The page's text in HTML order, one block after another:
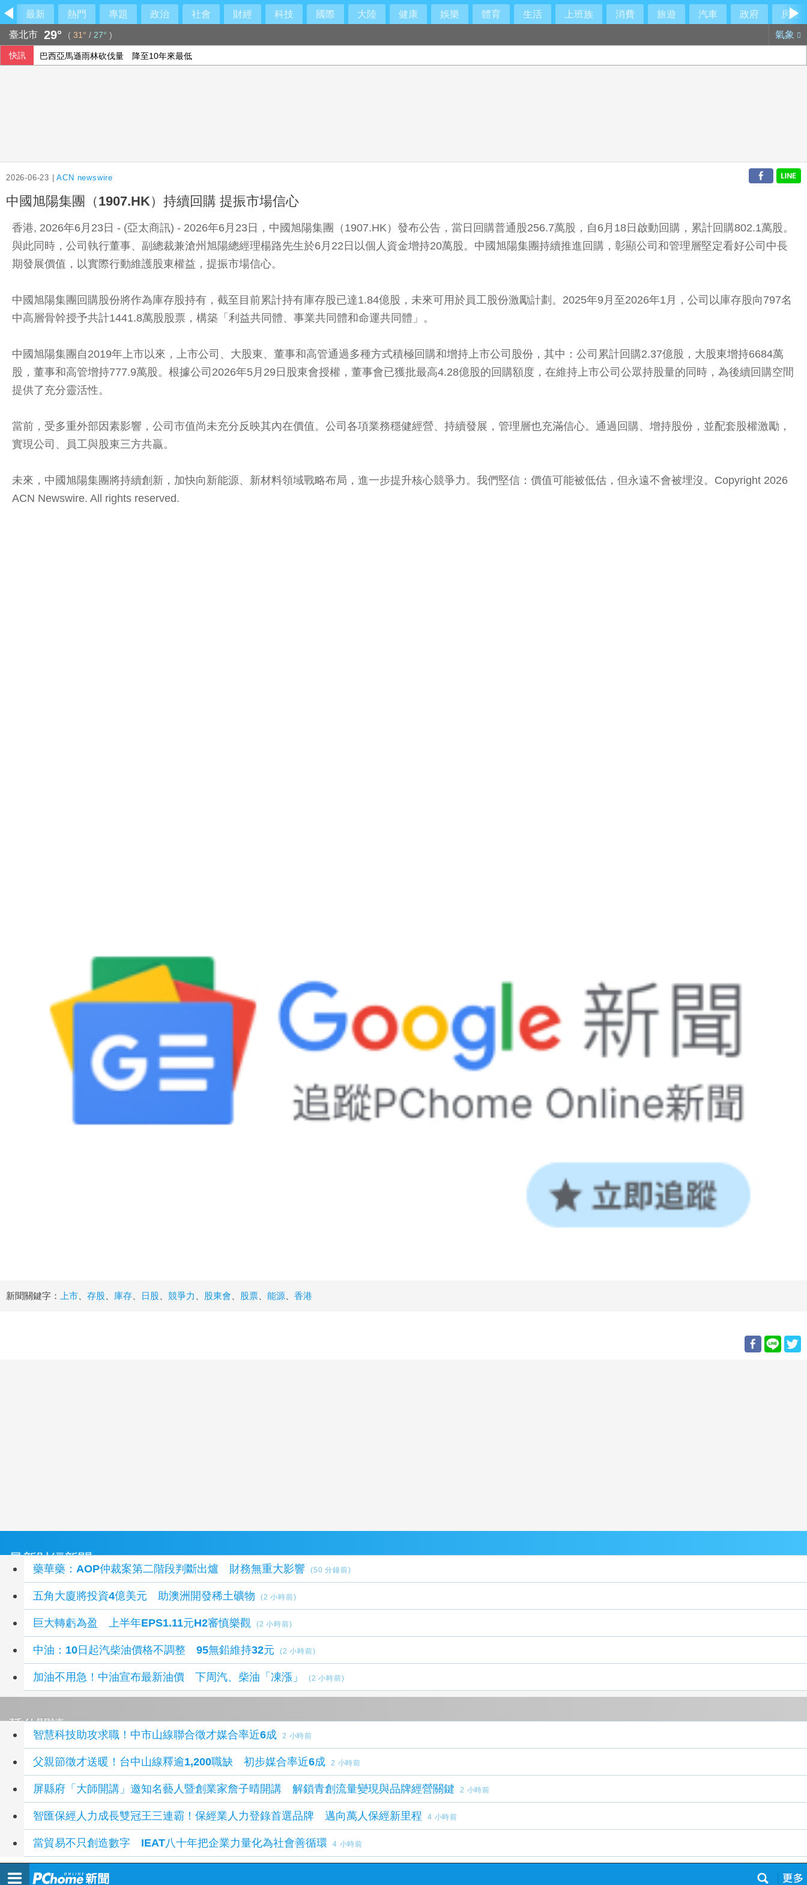
最新 熱門 專題 政治 社會 財經 科技 國際 大陸 健康 娛樂 體育 生活 上班族 消費 旅遊 汽車 政府
房產
臺北市 29° ( 31° / 27° ) 氣象
快訊 巴西亞馬遜雨林砍伐量 降至10年來最低
2026-06-23 |ACN newswire
中國旭陽集團（1907.HK）持續回購 提振市場信心
香港, 2026年6月23日 - (亞太商訊) - 2026年6月23日，中國旭陽集團（1907.HK）發布公告，當日回購普通股256.7萬股，自6月18日啟動回購，累計回購802.1萬股。
與此同時，公司執行董事、副總裁兼滄州旭陽總經理楊路先生於6月22日以個人資金增持20萬股。中國旭陽集團持續推進回購，彰顯公司和管理層堅定看好公司中長
期發展價值，以實際行動維護股東權益，提振市場信心。
中國旭陽集團回購股份將作為庫存股持有，截至目前累計持有庫存股已達1.84億股，未來可用於員工股份激勵計劃。2025年9月至2026年1月，公司以庫存股向797名
中高層骨幹授予共計1441.8萬股股票，構築「利益共同體、事業共同體和命運共同體」。
中國旭陽集團自2019年上市以來，上市公司、大股東、董事和高管通過多種方式積極回購和增持上市公司股份，其中：公司累計回購2.37億股，大股東增持6684萬
股，董事和高管增持777.9萬股。根據公司2026年5月29日股東會授權，董事會已獲批最高4.28億股的回購額度，在維持上市公司公眾持股量的同時，為後續回購空間
提供了充分靈活性。
當前，受多重外部因素影響，公司市值尚未充分反映其內在價值。公司各項業務穩健經營、持續發展，管理層也充滿信心。通過回購、增持股份，並配套股權激勵，
實現公司、員工與股東三方共贏。
未來，中國旭陽集團將持續創新，加快向新能源、新材料領域戰略布局，進一步提升核心競爭力。我們堅信：價值可能被低估，但永遠不會被埋沒。Copyright 2026
ACN Newswire. All rights reserved.
新聞關鍵字： 上市、 存股、 庫存、 日股、 競爭力 、 股東會、 股票、 能源、 香港
最新財經新聞
藥華藥：AOP仲裁案第二階段判斷出爐 財務無重大影響 (50 分鐘前)
五角大廈將投資4億美元 助澳洲開發稀土礦物 (2 小時前)
巨大轉虧為盈 上半年EPS1.11元H2審慎樂觀 (2 小時前)
中油：10日起汽柴油價格不調整 95無鉛維持32元 (2 小時前)
加油不用急！中油宣布最新油價 下周汽、柴油「凍漲」 (2 小時前)
延伸閱讀
智慧科技助攻求職！中市山線聯合徵才媒合率近6成 2 小時前
父親節徵才送暖！台中山線釋逾1,200職缺 初步媒合率近6成 2 小時前
屏縣府「大師開講」邀知名藝人暨創業家詹子晴開講 解鎖青創流量變現與品牌經營關鍵 2 小時前
智匯保經人力成長雙冠王三連霸！保經業人力登錄首選品牌 邁向萬人保經新里程 4 小時前
當貿易不只創造數字 IEAT八十年把企業力量化為社會善循環 4 小時前